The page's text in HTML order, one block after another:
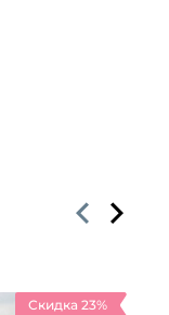
Скидка 23%